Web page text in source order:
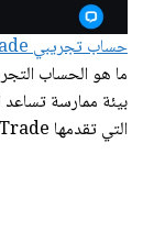
حساب تجريبي Olymp Trade
بيئة ممارسة تساعد
التي تقدمها Olymp Trade. الحساب التجريبي هو أداة لا تقدر